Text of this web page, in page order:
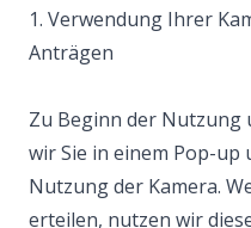
1. Verwendung Ihrer
Anträgen
Zu Beginn der
wir Sie in einem Pop-up
Nutzung der Kamera.
erteilen, nutzen wir